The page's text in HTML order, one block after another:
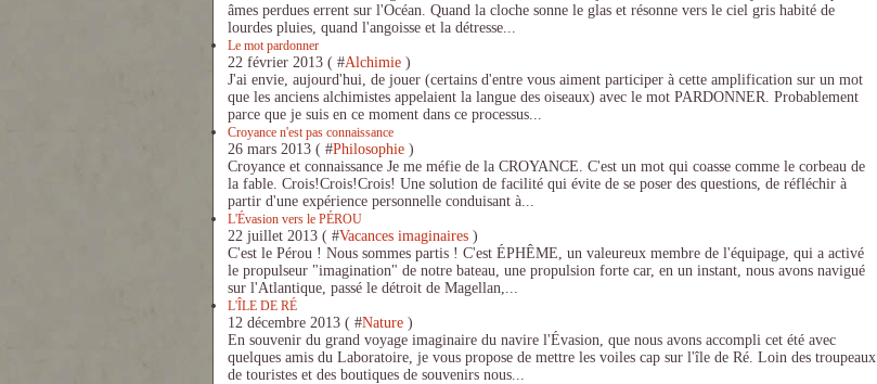
âmes perdues errent sur l'Océan. Quand la cloche sonne le glas et résonne vers le ciel gris habité de
lourdes pluies, quand l'angoisse et la détresse...
Le mot pardonner
22 février 2013 ( #Alchimie )
J'ai envie, aujourd'hui, de jouer (certains d'entre vous aiment participer à cette amplification sur un mot
que les anciens alchimistes appelaient la langue des oiseaux) avec le mot PARDONNER. Probablement
parce que je suis en ce moment dans ce processus...
Croyance n'est pas connaissance
26 mars 2013 ( #Philosophie )
Croyance et connaissance Je me méfie de la CROYANCE. C'est un mot qui coasse comme le corbeau de
la fable. Crois!Crois!Crois! Une solution de facilité qui évite de se poser des questions, de réfléchir à
partir d'une expérience personnelle conduisant à...
L'Évasion vers le PÉROU
22 juillet 2013 ( #Vacances imaginaires )
C'est le Pérou ! Nous sommes partis ! C'est ÉPHÊME, un valeureux membre de l'équipage, qui a activé
le propulseur "imagination" de notre bateau, une propulsion forte car, en un instant, nous avons navigué
sur l'Atlantique, passé le détroit de Magellan,...
L'ÎLE DE RÉ
12 décembre 2013 ( #Nature )
En souvenir du grand voyage imaginaire du navire l'Évasion, que nous avons accompli cet été avec
quelques amis du Laboratoire, je vous propose de mettre les voiles cap sur l'île de Ré. Loin des troupeaux
de touristes et des boutiques de souvenirs nous...